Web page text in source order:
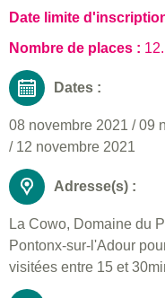
Date limite
Nombre de places : 12.
Dates :
08 novembre 2021 /09
/ 12 novembre 2021
Adresse(s) :
La Cowo, Domaine du
Pontonx-sur-l'Adour
visitées entre 15 et